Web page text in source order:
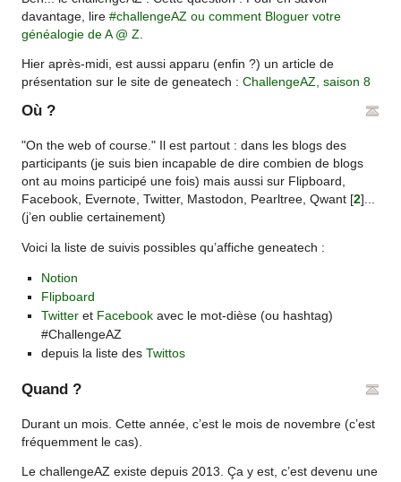
davantage, lire#challengeAZ ou comment Bloguer votre
généalogie de A @ Z
Hier après-midi, est aussi apparu (enfin ?) un article de
présentation sur le site de geneatech :ChallengeAZ, saison 8
Où ?
"On the web of course." Il est partout : dans les blogs des
participants (je suis bien incapable de dire combien de blogs
ont au moins participé une fois) mais aussi sur Flipboard,
Facebook, Evernote, Twitter, Mastodon, Pearltree, Qwant [2]
(j’en oublie certainement)
Voici la liste de suivis possibles qu’affiche geneatech :
Notion
Flipboard
Twitteret Facebookavec le mot-dièse (ou hashtag)
#ChallengeAZ
depuis la liste des Twittos
Quand ?
Durant un mois. Cette année, c’est le mois de novembre (c’est
fréquemment le cas).
Le challengeAZ existe depuis 2013. Ça y est, c’est devenu une